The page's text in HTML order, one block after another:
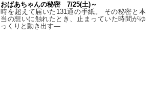
おばあちゃんの秘密 7/25(土)～
時を超えて届いた131通の手紙。 その秘密と本
当の想いに触れたとき、止まっていた時間がゆ
っくりと動き出す―